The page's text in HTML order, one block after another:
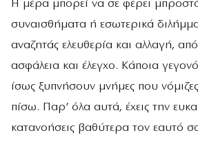
Η μέρα μπορεί να σε φέρει
συναισθήματα ή εσωτερικά
αναζητάς ελευθερία και αλλαγή, από
ασφάλεια και έλεγχο. Κάποια
ίσως ξυπνήσουν μνήμες που
πίσω. Παρ’ όλα αυτά, έχεις την
κατανοήσεις βαθύτερα τον εαυτό